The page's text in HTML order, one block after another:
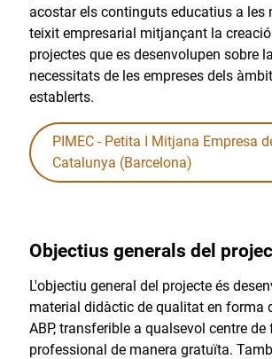
acostar els continguts educatius a les
teixit empresarial mitjançant la
projectes que es desenvolupen sobre
necessitats de les empreses dels
establerts.
PIMEC - Petita I Mitjana Empresa
Catalunya (Barcelona)
Objectius generals del
L'objectiu general del projecte és
material didàctic de qualitat en forma
ABP, transferible a qualsevol centre
professional de manera gratuïta.